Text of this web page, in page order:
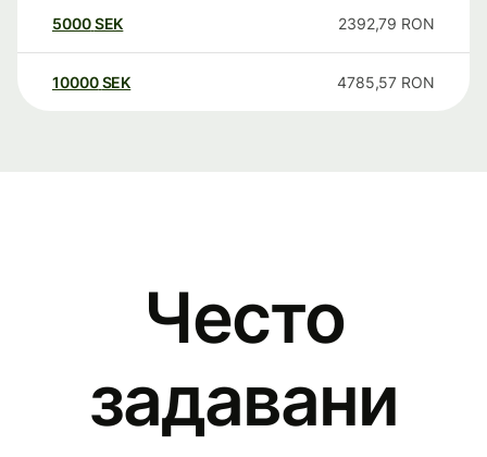
5000SEK 2392,79 RON
10000 SEK 4785,57 RON
Често
задавани